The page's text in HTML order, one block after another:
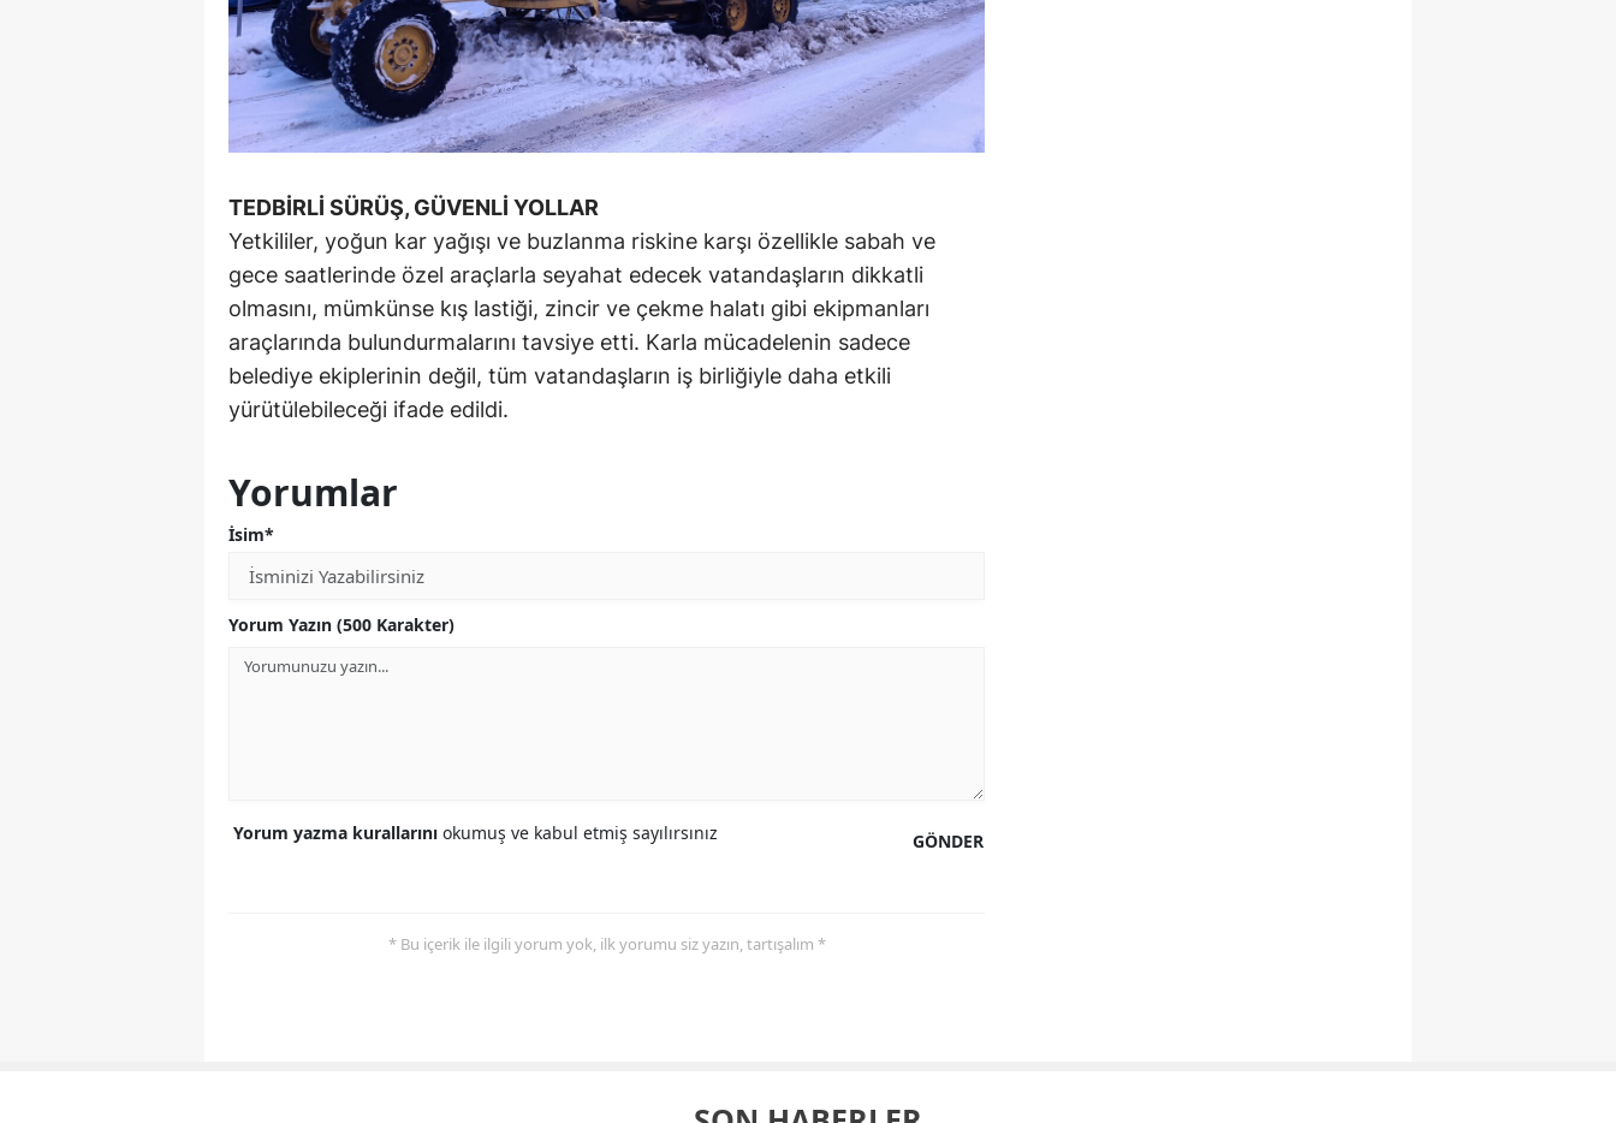
TEDBİRLİ SÜRÜŞ, GÜVENLİ YOLLAR
Yetkililer, yoğun kar yağışı ve buzlanma riskine karşı özellikle sabah ve
gece saatlerinde özel araçlarla seyahat edecek vatandaşların dikkatli
olmasını, mümkünse kış lastiği, zincir ve çekme halatı gibi ekipmanları
araçlarında bulundurmalarını tavsiye etti. Karla mücadelenin sadece
belediye ekiplerinin değil, tüm vatandaşların iş birliğiyle daha etkili
yürütülebileceği ifade edildi.
Yorumlar
İsim*
Yorum Yazın (500 Karakter)
GÖNDER
Yorum yazma kurallarını okumuş ve kabul etmiş sayılırsınız
* Bu içerik ile ilgili yorum yok, ilk yorumu siz yazın, tartışalım *